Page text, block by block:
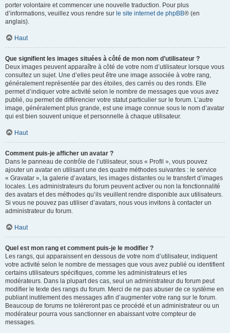
porter volontaire et commencer une nouvelle traduction. Pour plus
d’informations, veuillez vous rendre sur le site internet de phpBB® (en
anglais).
Haut
Que signifient les images situées à côté de mon nom d’utilisateur ?
Deux images peuvent apparaître à côté de votre nom d’utilisateur lorsque vous
consultez un sujet. Une d’elles peut être une image associée à votre rang,
généralement représentée par des étoiles, des carrés ou des ronds. Elle
permet d’indiquer votre activité selon le nombre de messages que vous avez
publié, ou permet de différencier votre statut particulier sur le forum. L’autre
image, généralement plus grande, est une image connue sous le nom d’avatar
qui est bien souvent unique et personnelle à chaque utilisateur.
Haut
Comment puis-je afficher un avatar ?
Dans le panneau de contrôle de l’utilisateur, sous « Profil », vous pouvez
ajouter un avatar en utilisant une des quatre méthodes suivantes : le service
« Gravatar », la galerie d’avatars, les images distantes ou le transfert d’images
locales. Les administrateurs du forum peuvent activer ou non la fonctionnalité
des avatars et des méthodes qu’ils veuillent rendre disponible aux utilisateurs.
Si vous ne pouvez pas utiliser d’avatars, nous vous invitons à contacter un
administrateur du forum.
Haut
Quel est mon rang et comment puis-je le modifier ?
Les rangs, qui apparaissent en dessous de votre nom d’utilisateur, indiquent
votre activité selon le nombre de messages que vous avez publié ou identifient
certains utilisateurs spécifiques, comme les administrateurs et les
modérateurs. Dans la plupart des cas, seul un administrateur du forum peut
modifier le texte des rangs du forum. Merci de ne pas abuser de ce système en
publiant inutilement des messages afin d’augmenter votre rang sur le forum.
Beaucoup de forums ne toléreront pas ce procédé et un administrateur ou un
modérateur pourra vous sanctionner en abaissant votre compteur de
messages.